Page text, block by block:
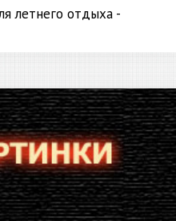
летнего отдыха -